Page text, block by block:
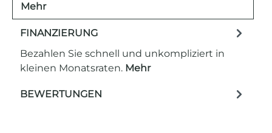
Mehr
FINANZIERUNG
Bezahlen Sie schnell und unkompliziert in
kleinen Monatsraten. Mehr
BEWERTUNGEN